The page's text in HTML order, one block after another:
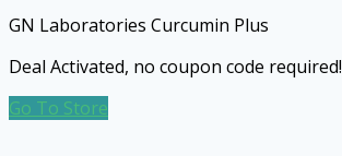
GN Laboratories Curcumin Plus
Deal Activated, no coupon code required!
Go To Store